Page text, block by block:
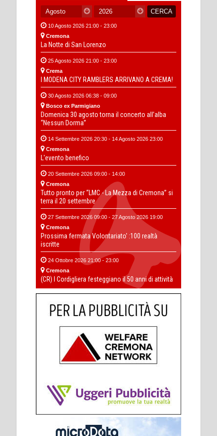
10 Agosto 2026 21:00 - 23:00
Cremona
La Notte di San Lorenzo
25 Agosto 2026 21:00 - 23:00
Crema
I MODENA CITY RAMBLERS ARRIVANO A CREMA!
30 Agosto 2026 06:38 - 09:00
Bosco ex Parmigiano
Domenica 30 agosto torna il concerto all’alba
“Nessun Dorma”
14 Settembre 2026 20:30 - 14 Agosto 2026 23:00
Cremona
L'evento benefico
20 Settembre 2026 09:00 - 14:00
Cremona
Tutto pronto per “LMC - La Mezza di Cremona” si
terra il 20 settembre
27 Settembre 2026 09:00 - 27 Agosto 2026 19:00
Cremona
Prossima fermata Volontariato' :100 realtà
iscritte
24 Ottobre 2026 21:00 - 23:00
Cremona
(CR) I Cordigliera festeggiano il 50 anni di attività